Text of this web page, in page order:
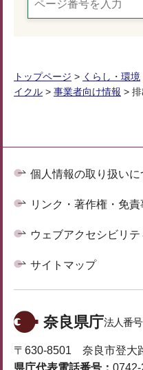
トップページ > くらし・環境
イクル > 事業者向け情報 >
個人情報の取り扱いに
リンク・著作権・免責
ウェブアクセシビリテ
サイトマップ
奈良県庁法人番号
〒630-8501 奈良市登大
県庁代表電話番号： 0742-